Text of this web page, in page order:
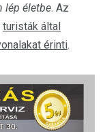
lép életbe. Az
turisták által
érinti.